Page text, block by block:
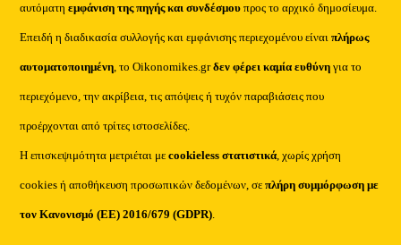
αυτόματηεμφάνιση της πηγής και συνδέσμου προς το αρχικό δημοσίευμα.
Επειδή η διαδικασία συλλογής και εμφάνισης περιεχομένου είναιπλήρως
αυτοματοποιημένη, το Oikonomikes.grδεν φέρει καμία ευθύνη για το
περιεχόμενο, την ακρίβεια, τις απόψεις ή τυχόν παραβιάσεις που
προέρχονται από τρίτες ιστοσελίδες.
Η επισκεψιμότητα μετριέται μεcookieless στατιστικά, χωρίς χρήση
cookies ή αποθήκευση προσωπικών δεδομένων, σεπλήρη συμμόρφωση με
τον Κανονισμό (ΕΕ) 2016/679 (GDPR).